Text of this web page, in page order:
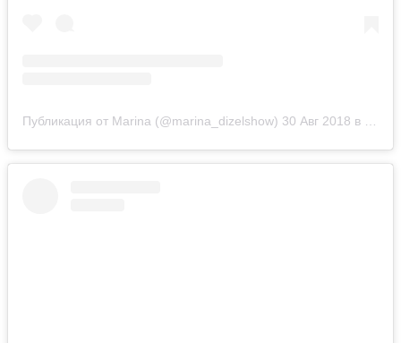
Публикация от Marina (@marina_dizelshow) 30 Авг 2018 в 12:55 PDT